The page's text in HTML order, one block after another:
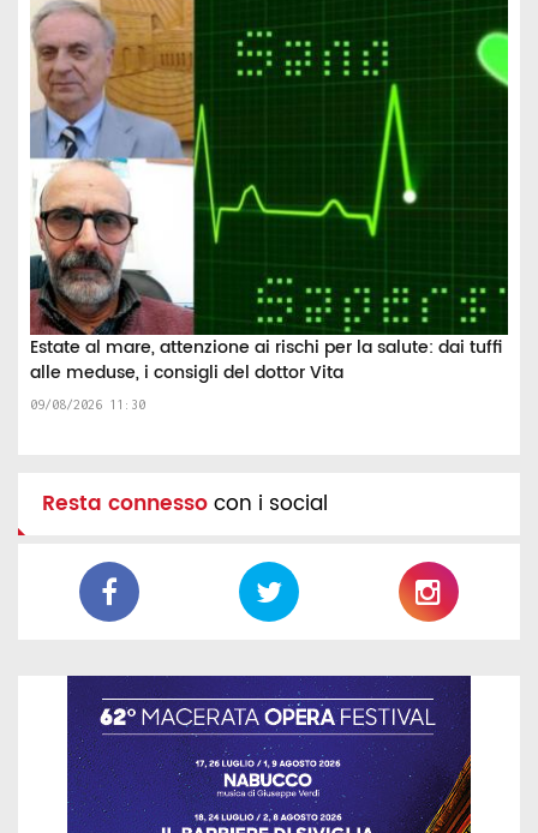
Estate al mare, attenzione ai rischi per la salute: dai tuffi
alle meduse, i consigli del dottor Vita
09/08/2026 11:30
Resta connessocon i social